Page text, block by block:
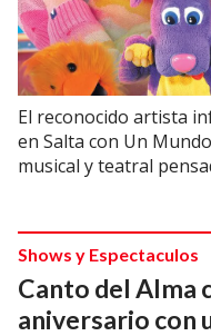
El reconocido artista
en Salta con Un
musical y teatral
Canto del Alma
aniversario con
Shows y Espectaculos